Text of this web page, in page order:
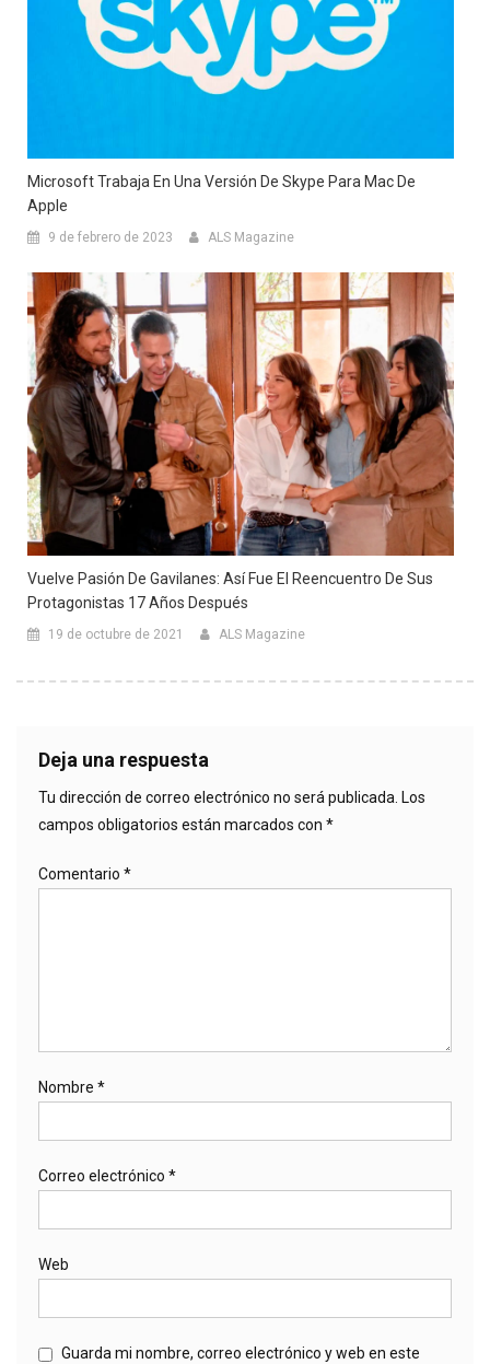
Microsoft Trabaja En Una Versión De Skype Para Mac De
Apple
9 de febrero de 2023 ALS Magazine
Vuelve Pasión De Gavilanes: Así Fue El Reencuentro De Sus
Protagonistas 17 Años Después
19 de octubre de 2021 ALS Magazine
Deja una respuesta
Tu dirección de correo electrónico no será publicada. Los
campos obligatorios están marcados con *
Comentario *
Nombre *
Correo electrónico *
Web
Guarda mi nombre, correo electrónico y web en este